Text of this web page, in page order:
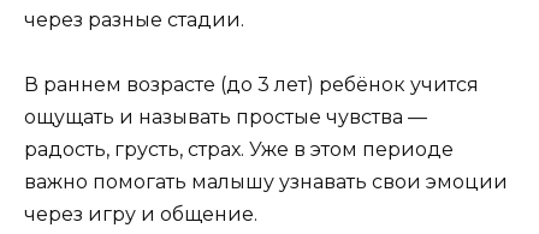
через разные стадии.
В раннем возрасте (до 3 лет) ребёнок учится
ощущать и называть простые чувства —
радость, грусть, страх. Уже в этом периоде
важно помогать малышу узнавать свои эмоции
через игру и общение.